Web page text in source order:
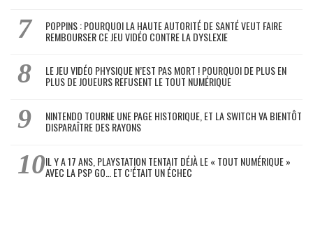
POPPINS : POURQUOI LA HAUTE AUTORITÉ DE SANTÉ VEUT FAIRE
REMBOURSER CE JEU VIDÉO CONTRE LA DYSLEXIE
LE JEU VIDÉO PHYSIQUE N’EST PAS MORT ! POURQUOI DE PLUS EN
PLUS DE JOUEURS REFUSENT LE TOUT NUMÉRIQUE
NINTENDO TOURNE UNE PAGE HISTORIQUE, ET LA SWITCH VA BIENTÔT
DISPARAÎTRE DES RAYONS
IL Y A 17 ANS, PLAYSTATION TENTAIT DÉJÀ LE « TOUT NUMÉRIQUE »
AVEC LA PSP GO… ET C’ÉTAIT UN ÉCHEC